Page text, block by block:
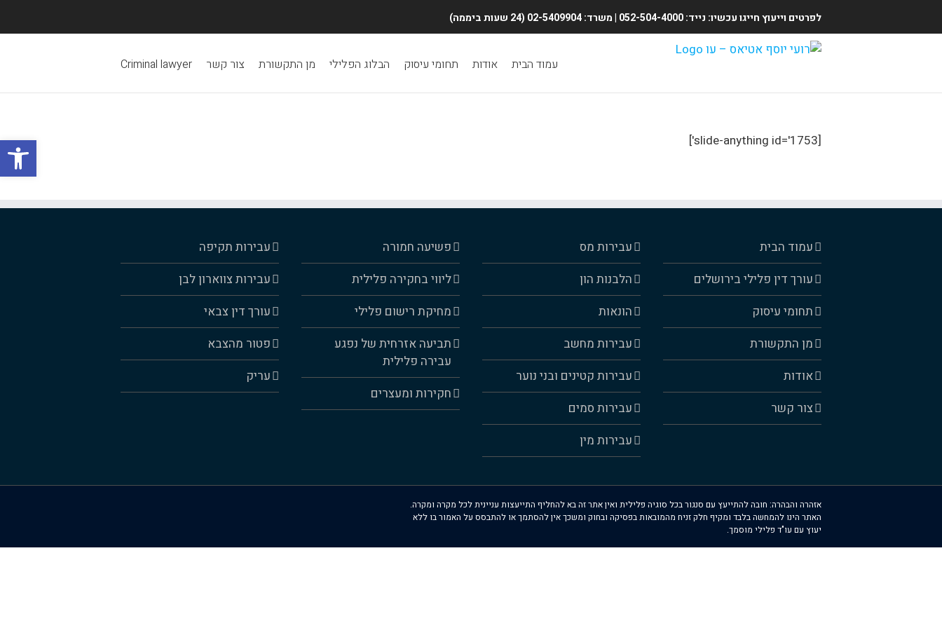
פתח
לפרטים וייעוץ חייגו עכשיו: נייד: 052-504-4000 | משרד: 02-5409904 (24 שעות ביממה)
for:
עמוד הבית אודות תחומי עיסוק הבלוג הפלילי מן התקשורת צור קשר Criminal lawyer
[slide-anything id='1753']
עמוד הבית
עורך דין פלילי בירושלים
תחומי עיסוק
מן התקשורת
אודות
צור קשר
עבירות מס
הלבנות הון
הונאות
עבירות מחשב
עבירות קטינים ובני נוער
עבירות סמים
עבירות מין
פשיעה חמורה
ליווי בחקירה פלילית
מחיקת רישום פלילי
תביעה אזרחית של נפגע
עבירה פלילית
חקירות ומעצרים
עבירות תקיפה
עבירות צווארון לבן
עורך דין צבאי
פטור מהצבא
עריק
אזהרה והבהרה: חובה להתייעץ עם סנגור בכל סוגיה פלילית ואין אתר זה בא להחליף התייעצות עניינית לכל מקרה ומקרה.
האתר הינו להמחשה בלבד ומקיף חלק זניח מהמובאות בפסיקה ובחוק ומשכך אין להסתמך או להתבסס על האמור בו ללא
יעוץ עם עו"ד פלילי מוסמך.